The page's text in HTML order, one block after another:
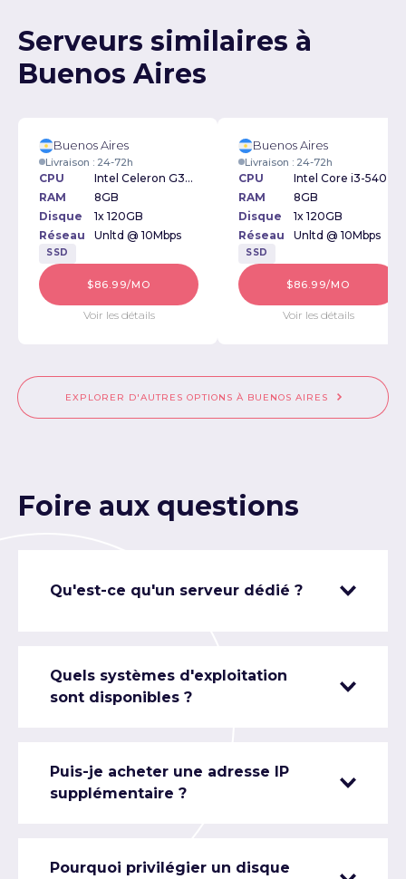
Serveurs similaires à
Buenos Aires
Buenos Aires
Livraison : 24-72h
CPU
Intel Celeron G3900 2.8GHz
RAM
8GB
Disque
1x 120GB
Réseau
Unltd @ 10Mbps
SSD
$86.99/MO
Voir les détails
Buenos Aires
Livraison : 24-72h
CPU
RAM
8GB
Disque
1x 120GB
Réseau
Unltd @ 10Mbps
SSD
$86.99/MO
Voir les détails
EXPLORER D'AUTRES OPTIONS À BUENOS AIRES
Foire aux questions
Qu'est-ce qu'un serveur dédié ?
Quels systèmes d'exploitation
sont disponibles ?
Puis-je acheter une adresse IP
supplémentaire ?
Pourquoi privilégier un disque